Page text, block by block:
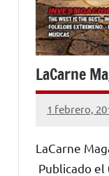
LaCarne
1 febrero,
No
comentarios
LaCarne
Publicado